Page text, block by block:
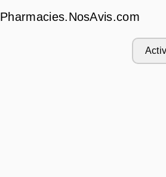
Pharmacies.NosAvis.com